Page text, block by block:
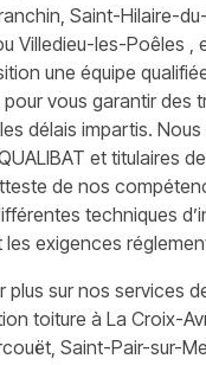
Saint-Hilaire-
Villedieu-les-Poêles ,
une équipe
vous garantir des
délais impartis.
et titulaires
de nos
techniques
exigences
plus sur nos services
toiture à La Croix-
Saint-Pair-sur-